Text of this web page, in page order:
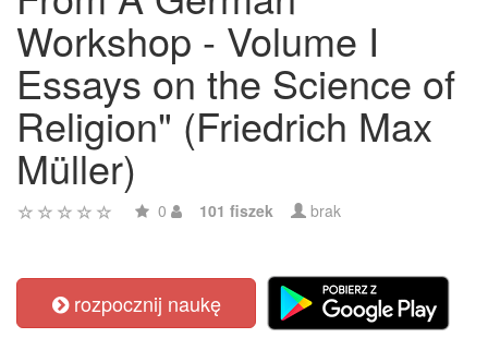
Workshop - Volume I
Essays on the Science of
Religion" (Friedrich Max
Müller)
0 101 fiszek brak
rozpocznij naukę